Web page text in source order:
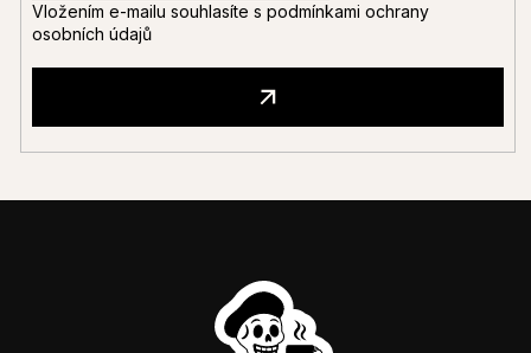
Vložením e-mailu souhlasíte s podmínkami ochrany
osobních údajů